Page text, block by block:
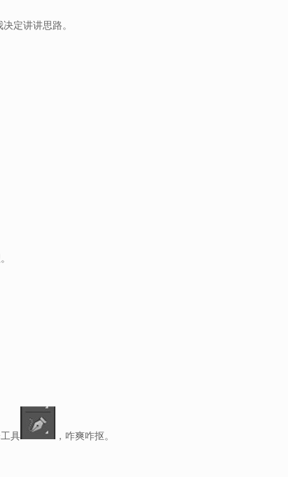
定讲讲思路。
具 ，咋爽咋抠。